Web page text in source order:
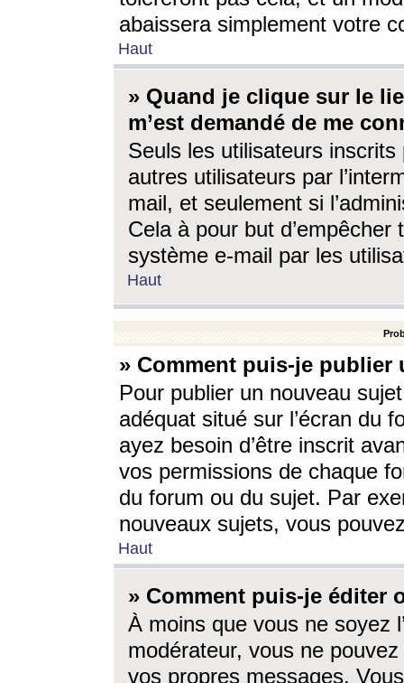
abaissera simplement votre
Haut
» Quand je clique sur le
m’est demandé de me
Seuls les utilisateurs
autres utilisateurs par
mail, et seulement si
Cela à pour but
système e-mail par les
Haut
» Comment puis-je
Pour publier un nouveau
adéquat situé sur l’écran du
ayez besoin d’être inscrit
vos permissions de chaque
du forum ou du sujet. Par
nouveaux sujets, vous
Haut
» Comment puis-je éditer
À moins que vous ne soyez
modérateur, vous ne
vos propres messages.